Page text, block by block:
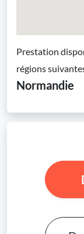
Prestation
régions
Normandie